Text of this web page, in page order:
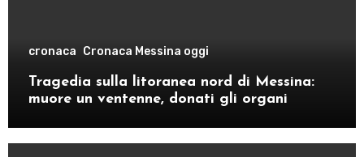
cronaca Cronaca Messina oggi
Tragedia sulla litoranea nord di Messina:
muore un ventenne, donati gli organi